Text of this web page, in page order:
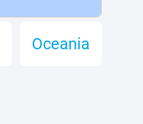
Oceania